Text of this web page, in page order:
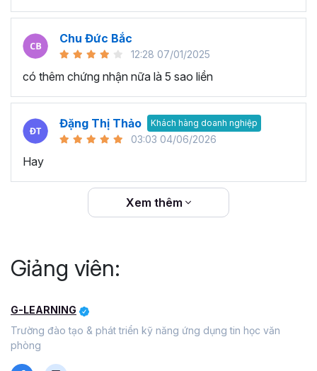
Chu Đức Bắc
12:28 07/01/2025
có thêm chứng nhận nữa là 5 sao liền
Đặng Thị Thảo Khách hàng doanh nghiệp
03:03 04/06/2026
Hay
Xem thêm
Giảng viên:
G-LEARNING
Trường đào tạo & phát triển kỹ năng ứng dụng tin học văn
phòng